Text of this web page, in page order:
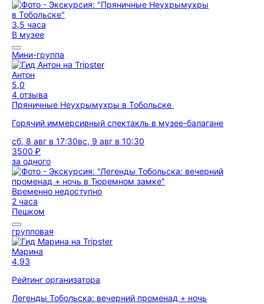
3,5 часа
В музее
Мини-группа
Антон
5,0
4 отзыва
Пряничные Неухрымухры в Тобольске
Горячий иммерсивный спектакль в музее-балагане
сб, 8 авг в 17:30вс, 9 авг в 10:30
3500 ₽
за одного
Временно недоступно
2 часа
Пешком
групповая
Марина
4,93
Рейтинг организатора
Легенды Тобольска: вечерний променад + ночь